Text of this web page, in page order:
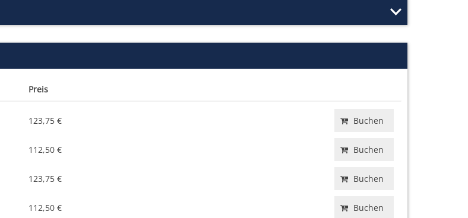
Preis
123,75 € Buchen
112,50 € Buchen
123,75 € Buchen
112,50 € Buchen